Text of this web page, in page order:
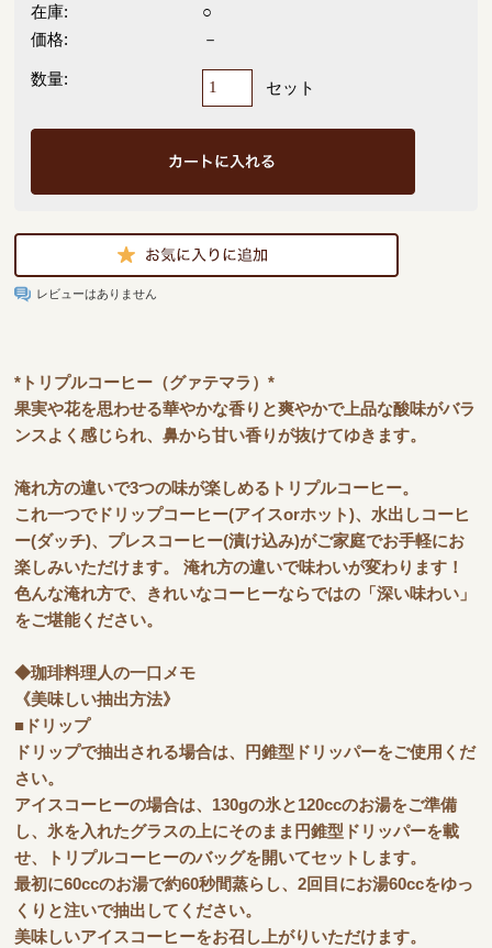
在庫:
○
価格:
－
数量: セット
レビューはありません
*トリプルコーヒー（グァテマラ）*
果実や花を思わせる華やかな香りと爽やかで上品な酸味がバラ
ンスよく感じられ、鼻から甘い香りが抜けてゆきます。
淹れ方の違いで3つの味が楽しめるトリプルコーヒー。
これ一つでドリップコーヒー(アイスorホット)、水出しコーヒ
ー(ダッチ)、プレスコーヒー(漬け込み)がご家庭でお手軽にお
楽しみいただけます。 淹れ方の違いで味わいが変わります！
色んな淹れ方で、きれいなコーヒーならではの「深い味わい」
をご堪能ください。
◆珈琲料理人の一口メモ
《美味しい抽出方法》
■ドリップ
ドリップで抽出される場合は、円錐型ドリッパーをご使用くだ
さい。
アイスコーヒーの場合は、130gの氷と120ccのお湯をご準備
し、氷を入れたグラスの上にそのまま円錐型ドリッパーを載
せ、トリプルコーヒーのバッグを開いてセットします。
最初に60ccのお湯で約60秒間蒸らし、2回目にお湯60ccをゆっ
くりと注いで抽出してください。
美味しいアイスコーヒーをお召し上がりいただけます。